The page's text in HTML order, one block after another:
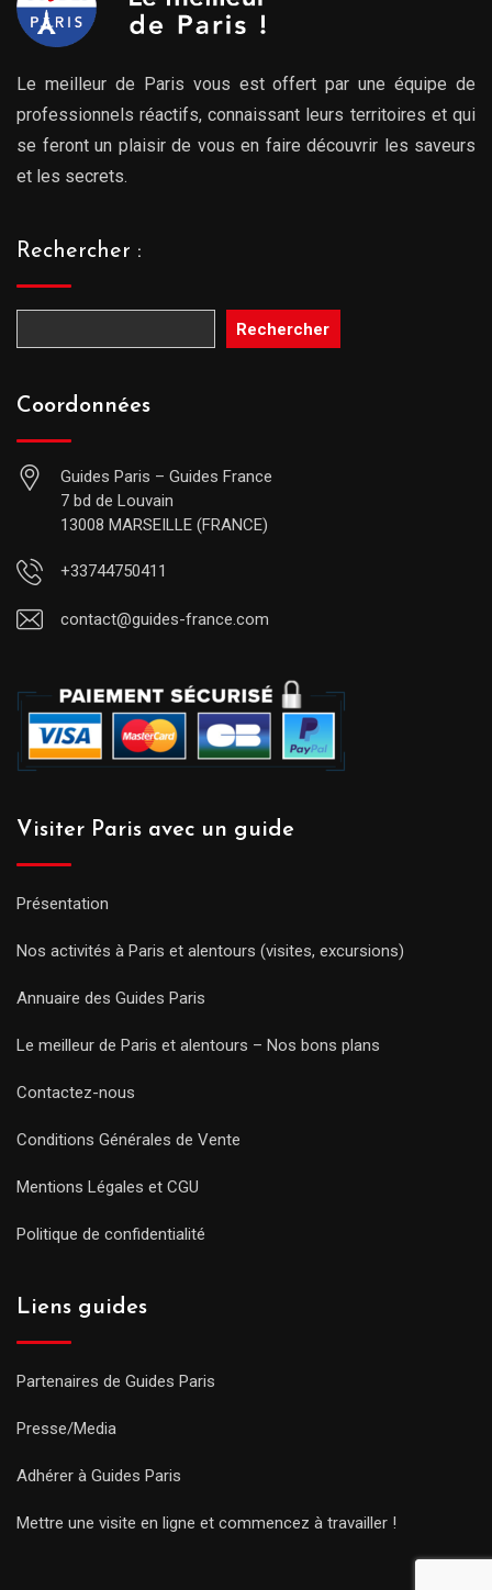
Le meilleur de Paris vous est offert par une équipe de
professionnels réactifs, connaissant leurs territoires et qui
se feront un plaisir de vous en faire découvrir les saveurs
et les secrets.
Rechercher :
Rechercher
Coordonnées
Guides Paris – Guides France
7 bd de Louvain
13008 MARSEILLE (FRANCE)
+33744750411
contact@guides-france.com
Visiter Paris avec un guide
Présentation
Nos activités à Paris et alentours (visites, excursions)
Annuaire des Guides Paris
Le meilleur de Paris et alentours – Nos bons plans
Contactez-nous
Conditions Générales de Vente
Mentions Légales et CGU
Politique de confidentialité
Liens guides
Partenaires de Guides Paris
Presse/Media
Adhérer à Guides Paris
Mettre une visite en ligne et commencez à travailler !